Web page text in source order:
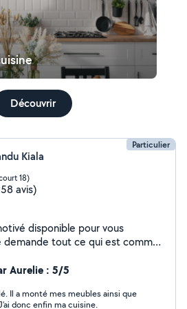
Découvrir
Particulier
Kiala
18)
avis)
disponible pour vous
demande tout ce qui est comme
meubles et démontage -
je suis là pour vous
Aurelie : 5/5
Il a monté mes meubles ainsi que
donc enfin ma cuisine.